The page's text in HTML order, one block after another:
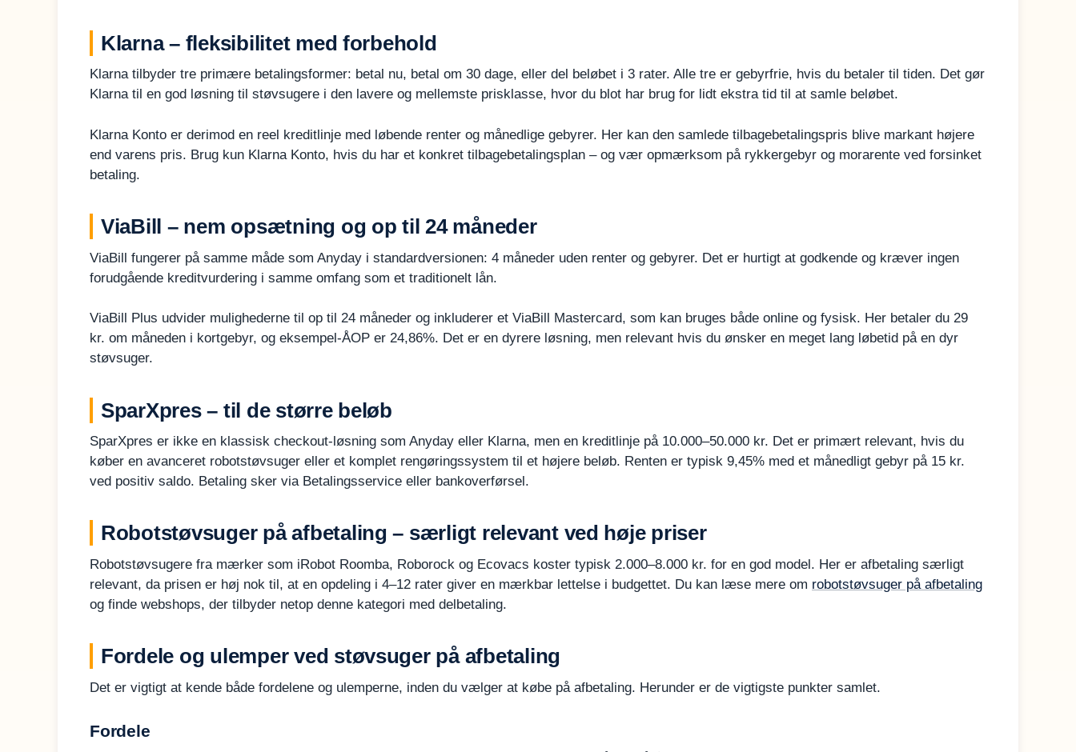
Klarna – fleksibilitet med forbehold
Klarna tilbyder tre primære betalingsformer: betal nu, betal om 30 dage, eller del beløbet i 3 rater. Alle tre er gebyrfrie, hvis du betaler til tiden. Det gør
Klarna til en god løsning til støvsugere i den lavere og mellemste prisklasse, hvor du blot har brug for lidt ekstra tid til at samle beløbet.
Klarna Konto er derimod en reel kreditlinje med løbende renter og månedlige gebyrer. Her kan den samlede tilbagebetalingspris blive markant højere
end varens pris. Brug kun Klarna Konto, hvis du har et konkret tilbagebetalingsplan – og vær opmærksom på rykkergebyr og morarente ved forsinket
betaling.
ViaBill – nem opsætning og op til 24 måneder
ViaBill fungerer på samme måde som Anyday i standardversionen: 4 måneder uden renter og gebyrer. Det er hurtigt at godkende og kræver ingen
forudgående kreditvurdering i samme omfang som et traditionelt lån.
ViaBill Plus udvider mulighederne til op til 24 måneder og inkluderer et ViaBill Mastercard, som kan bruges både online og fysisk. Her betaler du 29
kr. om måneden i kortgebyr, og eksempel-ÅOP er 24,86%. Det er en dyrere løsning, men relevant hvis du ønsker en meget lang løbetid på en dyr
støvsuger.
SparXpres – til de større beløb
SparXpres er ikke en klassisk checkout-løsning som Anyday eller Klarna, men en kreditlinje på 10.000–50.000 kr. Det er primært relevant, hvis du
køber en avanceret robotstøvsuger eller et komplet rengøringssystem til et højere beløb. Renten er typisk 9,45% med et månedligt gebyr på 15 kr.
ved positiv saldo. Betaling sker via Betalingsservice eller bankoverførsel.
Robotstøvsuger på afbetaling – særligt relevant ved høje priser
Robotstøvsugere fra mærker som iRobot Roomba, Roborock og Ecovacs koster typisk 2.000–8.000 kr. for en god model. Her er afbetaling særligt
relevant, da prisen er høj nok til, at en opdeling i 4–12 rater giver en mærkbar lettelse i budgettet. Du kan læse mere om robotstøvsuger på afbetaling
og finde webshops, der tilbyder netop denne kategori med delbetaling.
Fordele og ulemper ved støvsuger på afbetaling
Det er vigtigt at kende både fordelene og ulemperne, inden du vælger at købe på afbetaling. Herunder er de vigtigste punkter samlet.
Fordele